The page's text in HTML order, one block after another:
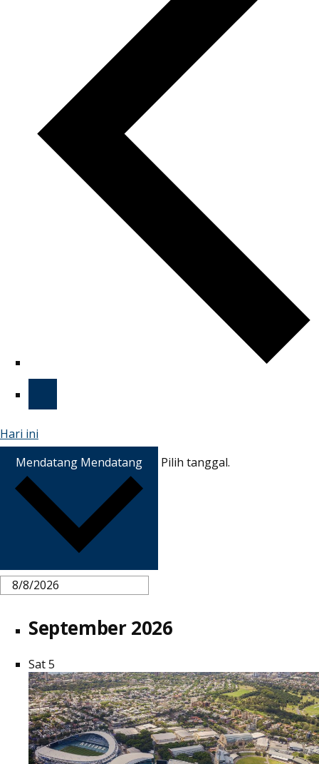
Hari ini
Mendatang Mendatang Pilih tanggal.
September 2026
Sat5